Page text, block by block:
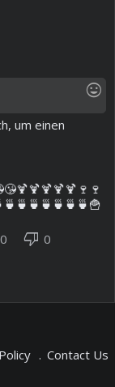
mood
um einen
0 thumb_down 0
Contact Us